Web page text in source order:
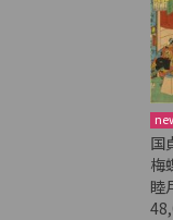
国
梅
睦